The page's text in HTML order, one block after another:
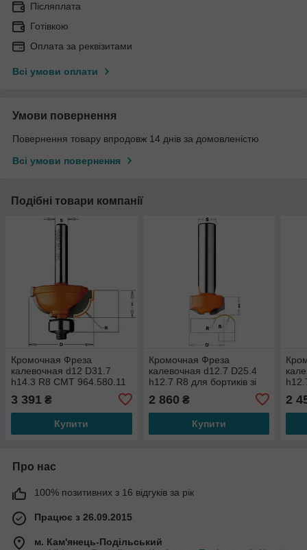
Післяплата
Готівкою
Оплата за реквізитами
Всі умови оплати
Умови повернення
Повернення товару впродовж 14 днів за домовленістю
Всі умови повернення
Подібні товари компанії
Кромочная Фреза
калевочная d12 D31.7
h14.3 R8 СМТ 964.580.11
3 391 ₴
Купити
Кромочная Фреза
калевочная d12.7 D25.4
h12.7 R8 для бортиків зі
881.501.11
2 860 ₴
Купити
2
Про нас
100% позитивних з 16 відгуків за рік
Працює з 26.09.2015
м. Кам'янець-Подільський